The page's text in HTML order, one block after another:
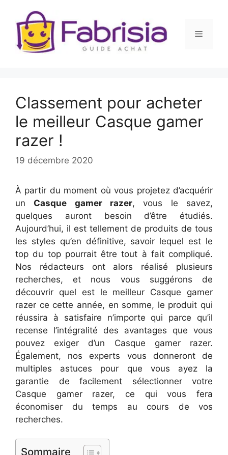
contenu
Menu
Classement pour acheter
le meilleur Casque gamer
razer !
19 décembre 2020
À partir du moment où vous projetez d’acquérir
un Casque gamer razer, vous le savez,
quelques auront besoin d’être étudiés.
Aujourd’hui, il est tellement de produits de tous
les styles qu’en définitive, savoir lequel est le
top du top pourrait être tout à fait compliqué.
Nos rédacteurs ont alors réalisé plusieurs
recherches, et nous vous suggérons de
découvrir quel est le meilleur Casque gamer
razer ce cette année, en somme, le produit qui
réussira à satisfaire n’importe qui parce qu’il
recense l’intégralité des avantages que vous
pouvez exiger d’un Casque gamer razer.
Également, nos experts vous donneront de
multiples astuces pour que vous ayez la
garantie de facilement sélectionner votre
Casque gamer razer, ce qui vous fera
économiser du temps au cours de vos
recherches.
Sommaire